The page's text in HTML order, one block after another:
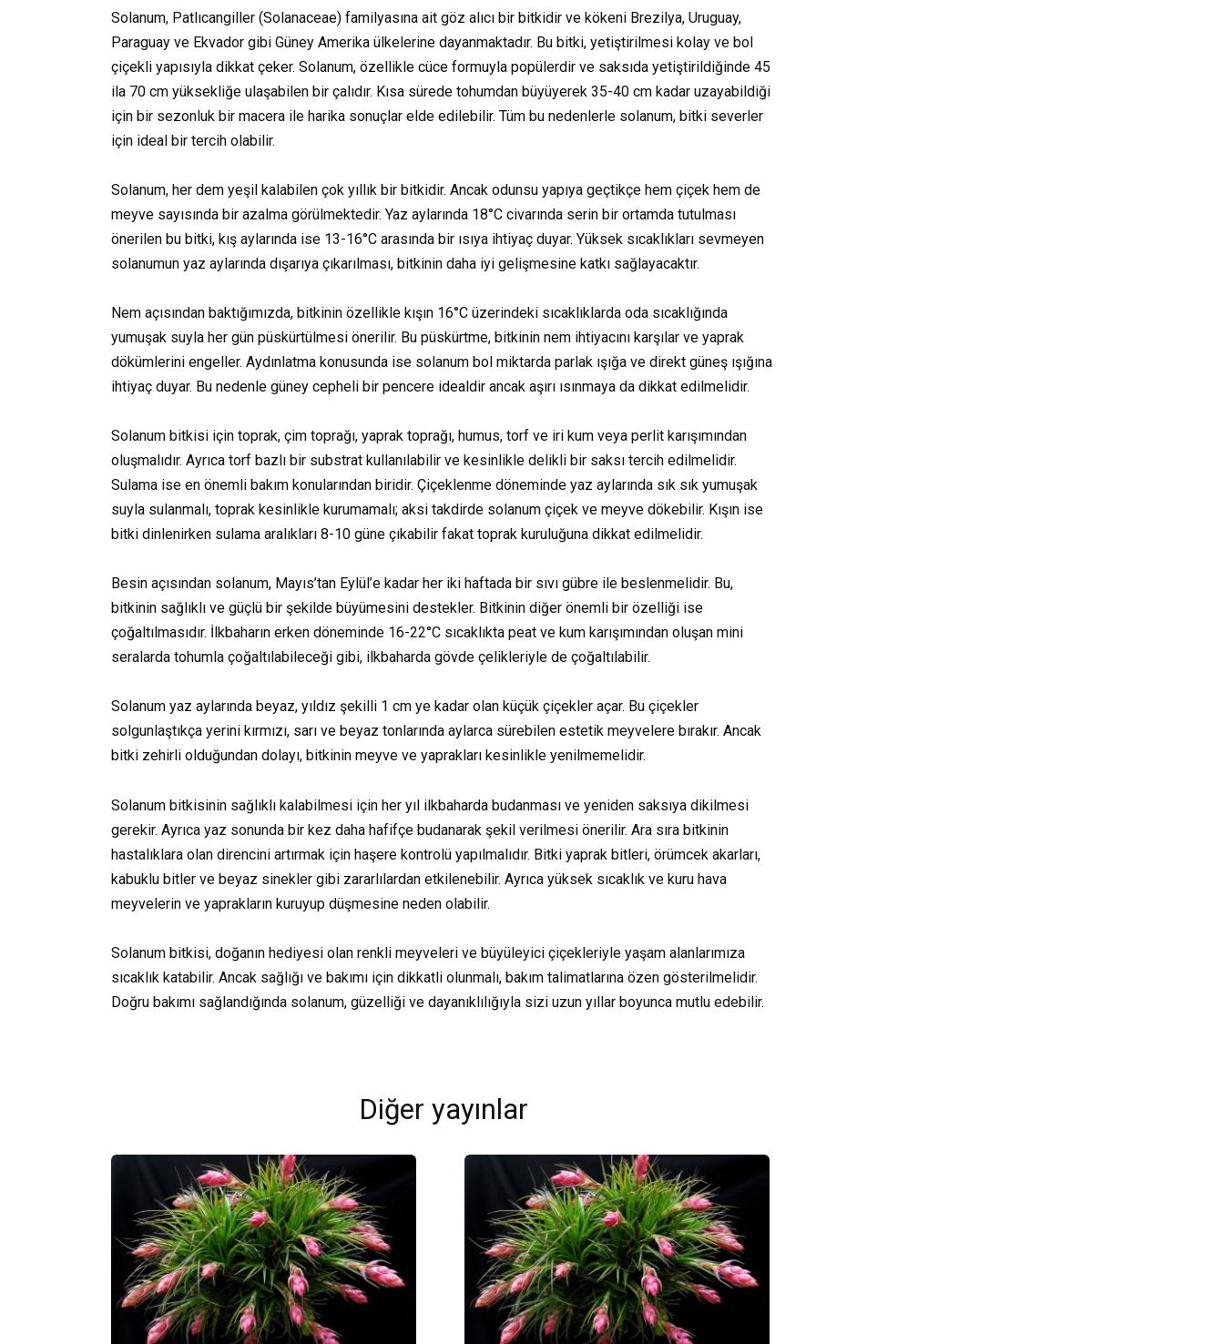
Solanum, Patlıcangiller (Solanaceae) familyasına ait göz alıcı bir bitkidir ve kökeni Brezilya, Uruguay,
Paraguay ve Ekvador gibi Güney Amerika ülkelerine dayanmaktadır. Bu bitki, yetiştirilmesi kolay ve bol
çiçekli yapısıyla dikkat çeker. Solanum, özellikle cüce formuyla popülerdir ve saksıda yetiştirildiğinde 45
ila 70 cm yüksekliğe ulaşabilen bir çalıdır. Kısa sürede tohumdan büyüyerek 35-40 cm kadar uzayabildiği
için bir sezonluk bir macera ile harika sonuçlar elde edilebilir. Tüm bu nedenlerle solanum, bitki severler
için ideal bir tercih olabilir.
Solanum, her dem yeşil kalabilen çok yıllık bir bitkidir. Ancak odunsu yapıya geçtikçe hem çiçek hem de
meyve sayısında bir azalma görülmektedir. Yaz aylarında 18°C civarında serin bir ortamda tutulması
önerilen bu bitki, kış aylarında ise 13-16°C arasında bir ısıya ihtiyaç duyar. Yüksek sıcaklıkları sevmeyen
solanumun yaz aylarında dışarıya çıkarılması, bitkinin daha iyi gelişmesine katkı sağlayacaktır.
Nem açısından baktığımızda, bitkinin özellikle kışın 16°C üzerindeki sıcaklıklarda oda sıcaklığında
yumuşak suyla her gün püskürtülmesi önerilir. Bu püskürtme, bitkinin nem ihtiyacını karşılar ve yaprak
dökümlerini engeller. Aydınlatma konusunda ise solanum bol miktarda parlak ışığa ve direkt güneş ışığına
ihtiyaç duyar. Bu nedenle güney cepheli bir pencere idealdir ancak aşırı ısınmaya da dikkat edilmelidir.
Solanum bitkisi için toprak, çim toprağı, yaprak toprağı, humus, torf ve iri kum veya perlit karışımından
oluşmalıdır. Ayrıca torf bazlı bir substrat kullanılabilir ve kesinlikle delikli bir saksı tercih edilmelidir.
Sulama ise en önemli bakım konularından biridir. Çiçeklenme döneminde yaz aylarında sık sık yumuşak
suyla sulanmalı, toprak kesinlikle kurumamalı; aksi takdirde solanum çiçek ve meyve dökebilir. Kışın ise
bitki dinlenirken sulama aralıkları 8-10 güne çıkabilir fakat toprak kuruluğuna dikkat edilmelidir.
Besin açısından solanum, Mayıs’tan Eylül’e kadar her iki haftada bir sıvı gübre ile beslenmelidir. Bu,
bitkinin sağlıklı ve güçlü bir şekilde büyümesini destekler. Bitkinin diğer önemli bir özelliği ise
çoğaltılmasıdır. İlkbaharın erken döneminde 16-22°C sıcaklıkta peat ve kum karışımından oluşan mini
seralarda tohumla çoğaltılabileceği gibi, ilkbaharda gövde çelikleriyle de çoğaltılabilir.
Solanum yaz aylarında beyaz, yıldız şekilli 1 cm ye kadar olan küçük çiçekler açar. Bu çiçekler
solgunlaştıkça yerini kırmızı, sarı ve beyaz tonlarında aylarca sürebilen estetik meyvelere bırakır. Ancak
bitki zehirli olduğundan dolayı, bitkinin meyve ve yaprakları kesinlikle yenilmemelidir.
Solanum bitkisinin sağlıklı kalabilmesi için her yıl ilkbaharda budanması ve yeniden saksıya dikilmesi
gerekir. Ayrıca yaz sonunda bir kez daha hafifçe budanarak şekil verilmesi önerilir. Ara sıra bitkinin
hastalıklara olan direncini artırmak için haşere kontrolü yapılmalıdır. Bitki yaprak bitleri, örümcek akarları,
kabuklu bitler ve beyaz sinekler gibi zararlılardan etkilenebilir. Ayrıca yüksek sıcaklık ve kuru hava
meyvelerin ve yaprakların kuruyup düşmesine neden olabilir.
Solanum bitkisi, doğanın hediyesi olan renkli meyveleri ve büyüleyici çiçekleriyle yaşam alanlarımıza
sıcaklık katabilir. Ancak sağlığı ve bakımı için dikkatli olunmalı, bakım talimatlarına özen gösterilmelidir.
Doğru bakımı sağlandığında solanum, güzelliği ve dayanıklılığıyla sizi uzun yıllar boyunca mutlu edebilir.
Diğer yayınlar